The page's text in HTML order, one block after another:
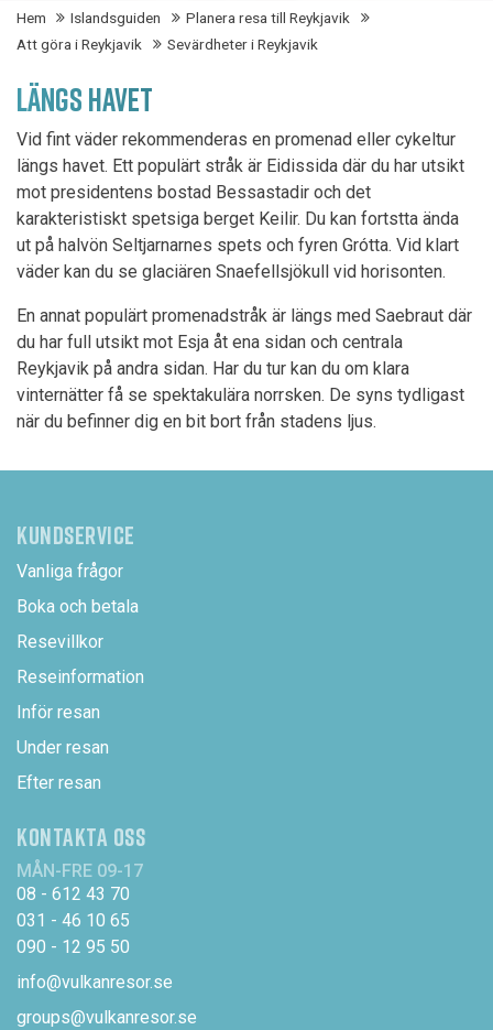
Hem Islandsguiden
Planera resa till Reykjavik
Att göra i Reykjavik
Sevärdheter i Reykjavik
LÄNGS HAVET
Vid fint väder rekommenderas en promenad eller cykeltur
längs havet. Ett populärt stråk är Eidissida där du har utsikt
mot presidentens bostad Bessastadir och det
karakteristiskt spetsiga berget Keilir. Du kan fortstta ända
ut på halvön Seltjarnarnes spets och fyren Grótta. Vid klart
väder kan du se glaciären Snaefellsjökull vid horisonten.
En annat populärt promenadstråk är längs med Saebraut där
du har full utsikt mot Esja åt ena sidan och centrala
Reykjavik på andra sidan. Har du tur kan du om klara
vinternätter få se spektakulära norrsken. De syns tydligast
när du befinner dig en bit bort från stadens ljus.
KUNDSERVICE
Vanliga frågor
Boka och betala
Resevillkor
Reseinformation
Inför resan
Under resan
Efter resan
KONTAKTA OSS
MÅN-FRE 09-17
08 - 612 43 70
031 - 46 10 65
090 - 12 95 50
info@vulkanresor.se
groups@vulkanresor.se